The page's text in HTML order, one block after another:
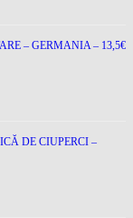
– GERMANIA – 13,5€
DE CIUPERCI –